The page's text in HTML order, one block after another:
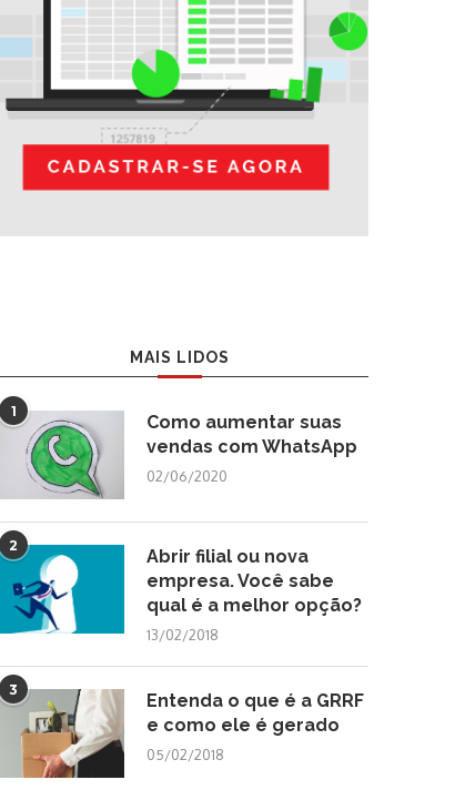
MAIS LIDOS
1
Como aumentar suas
vendas com WhatsApp
02/06/2020
2
Abrir filial ou nova
empresa. Você sabe
qual é a melhor opção?
13/02/2018
3
Entenda o que é a GRRF
e como ele é gerado
05/02/2018